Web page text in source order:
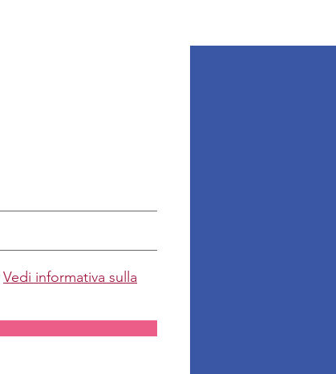
Vedi informativa sulla